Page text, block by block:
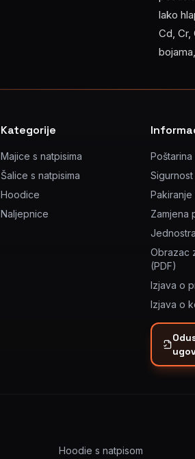
lako
Cd, Cr,
Kategorije
Majice s natpisima
Šalice s natpisima
Hoodice
Naljepnice
Pakiranje
Zamjena
Obrazac
(PDF)
Izjava o
Izjava o
Hoodie s natpisom